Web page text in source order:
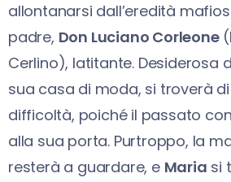
allontanarsi dall’eredità
padre, Don Luciano Corleone
Cerlino), latitante. Desiderosa
sua casa di moda, si troverà
difficoltà, poiché il passato
alla sua porta. Purtroppo, la
resterà a guardare, e Maria si